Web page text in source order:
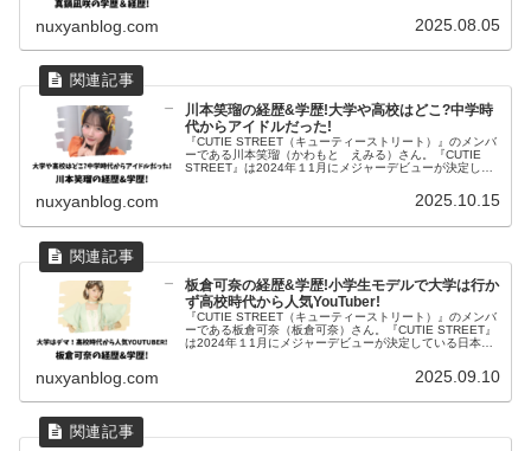
nuxyanblog.com 2025.08.05
川本笑瑠の経歴&学歴!大学や高校はどこ?中学時
代からアイドルだった!
『CUTIE STREET（キューティーストリート）』のメンバ
ーである川本笑瑠（かわもと えみる）さん。『CUTIE
STREET』は2024年１1月にメジャーデビューが決定して
nuxyanblog.com 2025.10.15
板倉可奈の経歴&学歴!小学生モデルで大学は行か
ず高校時代から人気YouTuber!
『CUTIE STREET（キューティーストリート）』のメンバ
ーである板倉可奈（板倉可奈）さん。『CUTIE STREET』
は2024年１1月にメジャーデビューが決定している日本の
nuxyanblog.com 2025.09.10